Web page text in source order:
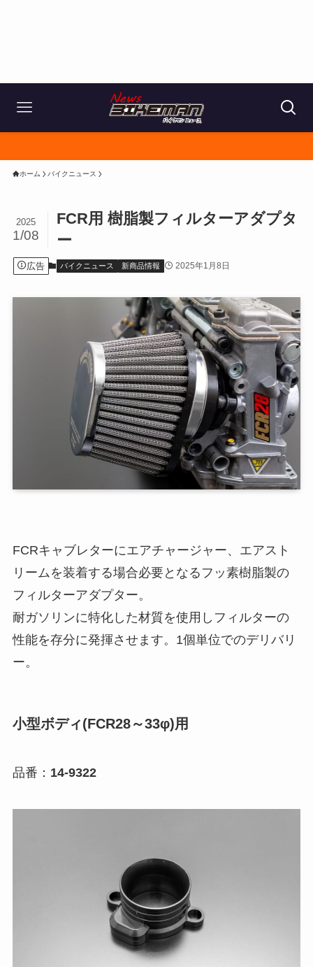
ホーム バイクニュース
FCR用 樹脂製フィルターアダプタ
ー
2025
1/08
広告 バイクニュース 新商品情報 2025年1月8日
FCRキャブレターにエアチャージャー、エアスト
リームを装着する場合必要となるフッ素樹脂製の
フィルターアダプター。
耐ガソリンに特化した材質を使用しフィルターの
性能を存分に発揮させます。1個単位でのデリバリ
ー。
小型ボディ(FCR28～33φ)用
品番： 14-9322